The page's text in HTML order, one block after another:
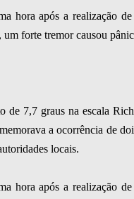
hora após a realização
um forte tremor causou
de 7,7 graus na escala
a ocorrência de
locais.
hora após a realização